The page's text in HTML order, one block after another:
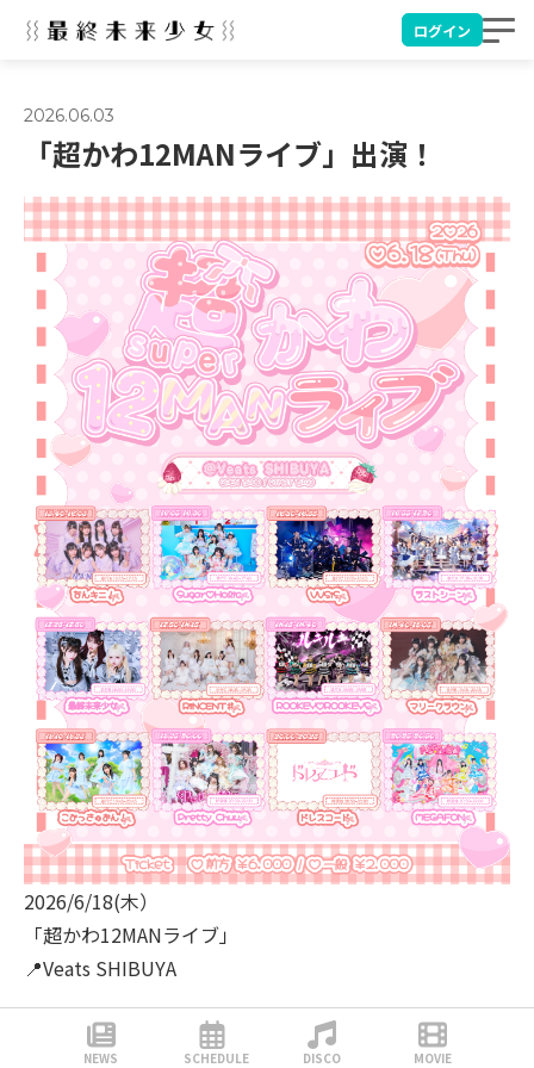
ログイン
2026.06.03
「超かわ12MANライブ」出演！
2026/6/18(木）
「超かわ12MANライブ」
📍Veats SHIBUYA
OPEN 15:00 / START 15:40
NEWS SCHEDULE DISCO MOVIE